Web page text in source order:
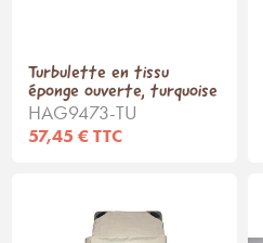
Turbulette en tissu
éponge ouverte, turquoise
HAG9473-TU
57,45 € TTC